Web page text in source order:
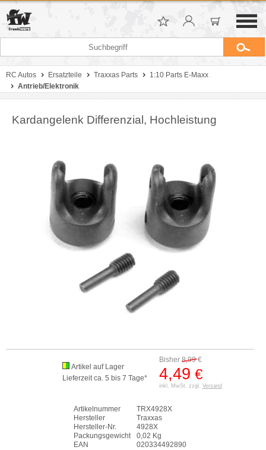
RC Autos Ersatzteile Traxxas Parts
1:10 Parts E-Maxx
Antrieb/Elektronik
Kardangelenk Differenzial, Hochleistung
Bisher 8,99€
4,49 €
inkl. MwSt. zzgl. Versand
Artikel auf Lager
Lieferzeit ca. 5 bis 7 Tage*
Artikelnummer
TRX4928X
Hersteller
Traxxas
Hersteller-Nr.
4928X
Packungsgewicht
0,02 Kg
EAN
020334492890